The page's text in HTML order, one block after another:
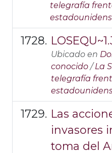
telegrafía
Ubicado en
conocido /La
telegrafía
Las
invasores
toma del